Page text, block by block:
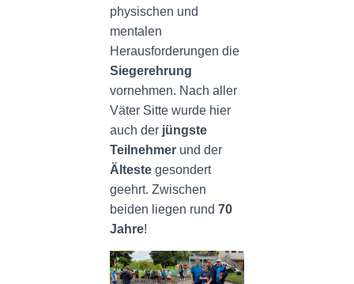
physischen und
mentalen
Herausforderungen die
Siegerehrung
vornehmen. Nach aller
Väter Sitte wurde hier
auch der jüngste
Teilnehmer und der
Älteste gesondert
geehrt. Zwischen
beiden liegen rund 70
Jahre!